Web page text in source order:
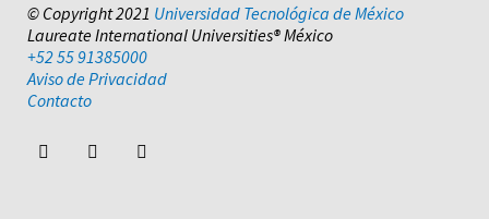
© Copyright 2021 Universidad Tecnológica de México
Laureate International Universities® México
+52 55 91385000
Aviso de Privacidad
Contacto